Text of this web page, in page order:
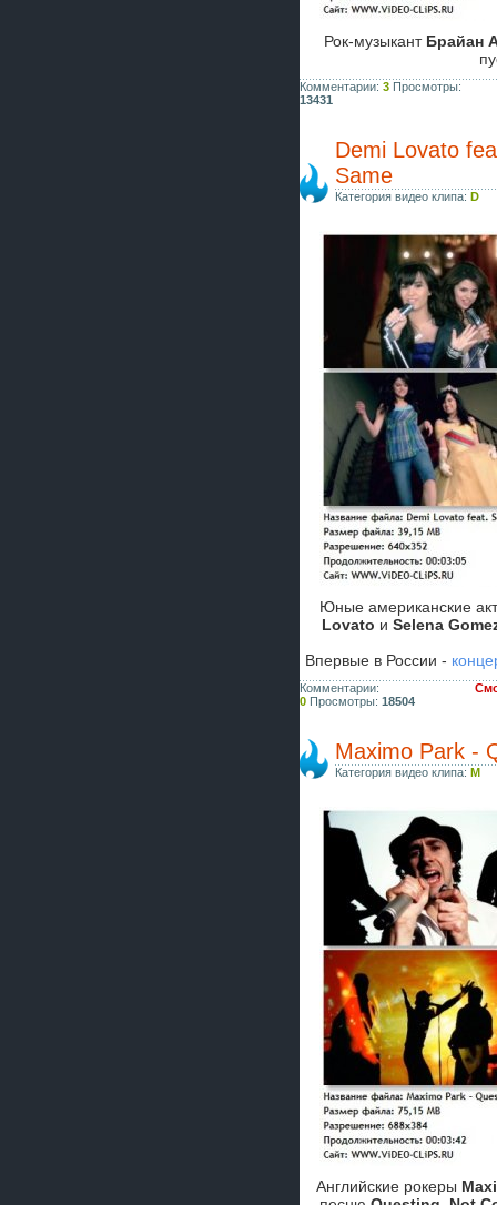
Рок-музыкант Брайан
Комментарии: 3 Просмотры:
13431
Demi Lovato
Same
Категория видео клипа: D
Юные американские
Lovato и Selena
Впервые в России -
Комментарии:
0 Просмотры: 18504
Maximo Park -
Категория видео клипа: M
Английские рокеры